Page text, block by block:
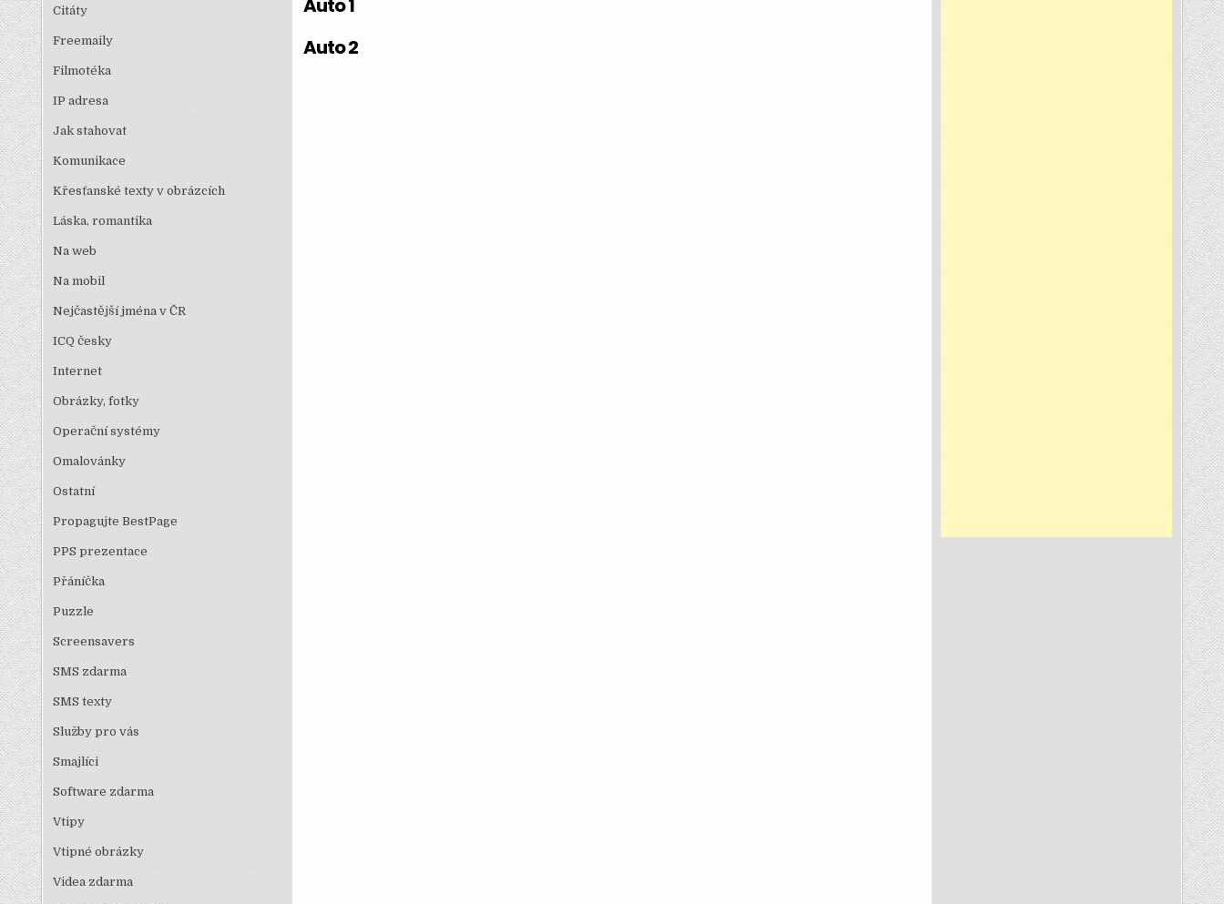
Auto 1
Auto 2
Citáty
Freemaily
Filmotéka
IP adresa
Jak stahovat
Komunikace
Křesťanské texty v obrázcích
Láska, romantika
Na web
Na mobil
Nejčastější jména v ČR
ICQ česky
Internet
Obrázky, fotky
Operační systémy
Omalovánky
Ostatní
Propagujte BestPage
PPS prezentace
Přáníčka
Puzzle
Screensavers
SMS zdarma
SMS texty
Služby pro vás
Smajlíci
Software zdarma
Vtipy
Vtipné obrázky
Videa zdarma